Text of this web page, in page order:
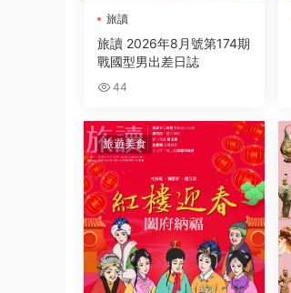
旅讀
旅讀 2026年8月號第174期
戰國型男出差日誌
44
旅遊美食